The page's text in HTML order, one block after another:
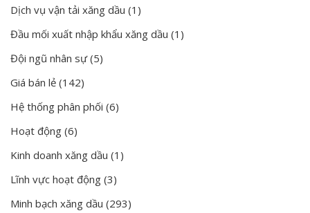
Dịch vụ vận tải xăng dầu (1)
Đầu mối xuất nhập khẩu xăng dầu (1)
Đội ngũ nhân sự(5)
Giá bán lẻ (142)
Hệ thống phân phối (6)
Hoạt động (6)
Kinh doanh xăng dầu (1)
Lĩnh vực hoạt động (3)
Minh bạch xăng dầu (293)